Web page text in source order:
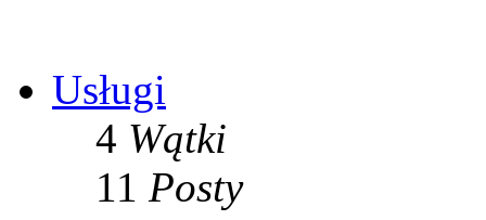
Usługi
4 Wątki
11 Posty